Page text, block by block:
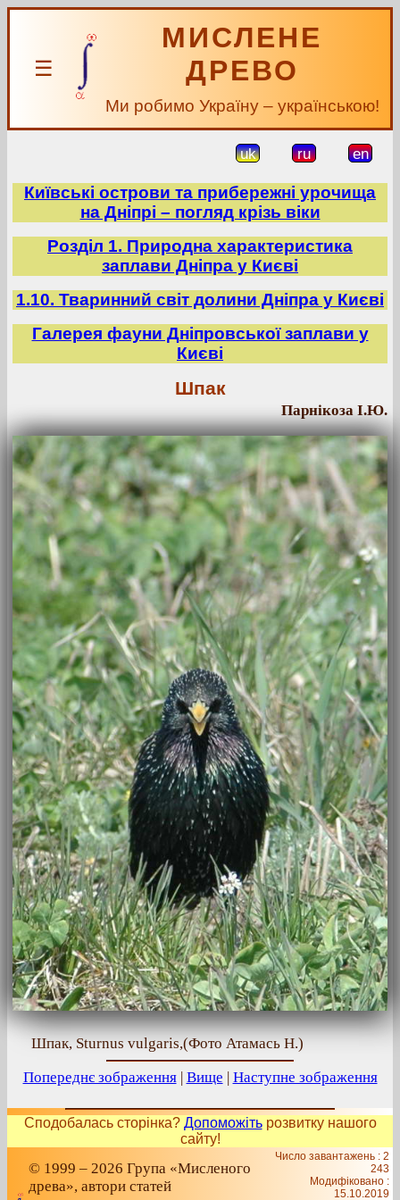
☰
МИСЛЕНЕ
ДРЕВО
Ми робимо Україну – українською!
uk ru en
Київські острови та прибережні урочища
на Дніпрі – погляд крізь віки
Розділ 1. Природна характеристика
заплави Дніпра у Києві
1.10. Тваринний світ долини Дніпра у Києві
Галерея фауни Дніпровської заплави у
Києві
Шпак
Парнікоза І.Ю.
Шпак, Sturnus vulgaris,(Фото Атамась Н.)
Попереднє зображення| Вище | Наступне зображення
Сподобалась сторінка? Допоможітьрозвитку нашого
сайту!
© 1999 – 2026 Група «Мисленого
древа», автори статей
Число завантажень : 2
243
Модифіковано :
15.10.2019